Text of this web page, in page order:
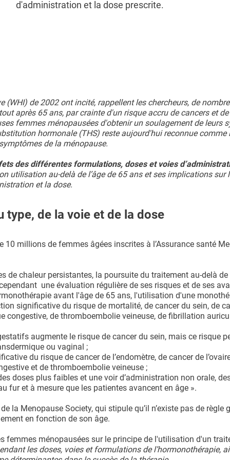
d'administration et la dose prescrite.
de 2002 ont incité, rappellent les chercheurs, de
après 65 ans, par crainte d'un risque accru de cancers et
femmes ménopausées d'obtenir un soulagement de leurs
hormonale (THS) reste aujourd'hui reconnue comme
de la ménopause.
des différentes formulations, doses et voies
utilisation au-delà de l’âge de 65 ans et ses implications sur
et la dose.
de la voie et de la dose
millions de femmes âgées inscrites à l’Assurance santé
de chaleur persistantes, la poursuite du traitement au-delà
une évaluation régulière de ses risques et de ses
avant l'âge de 65 ans, l'utilisation d'une
significative du risque de mortalité, de cancer du sein, de
congestive, de thromboembolie veineuse, de fibrillation
augmente le risque de cancer du sein, mais ce risque
ou vaginal ;
du risque de cancer de l’endomètre, de cancer de
et de thromboembolie veineuse ;
doses plus faibles et une voir d’administration non orale,
fur et à mesure que les patientes avancent en âge ».
la Menopause Society, qui stipule qu’il n’existe pas de règle
en fonction de son âge.
femmes ménopausées sur le principe de l'utilisation d'un
les doses, voies et formulations de l’hormonothérapie,